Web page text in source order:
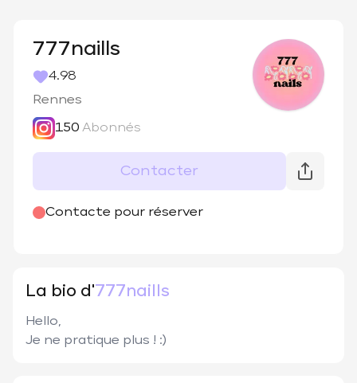
777naills
4.98
Rennes
150 Abonnés
Contacter
Contacte pour réserver
@777naills
La bio d' 777naills
Hello,
Je ne pratique plus ! :)